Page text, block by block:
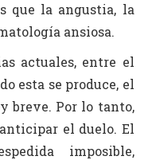
que la angustia, la
ansiosa.
actuales, entre el
esta se produce, el
breve. Por lo tanto,
el duelo. El
imposible,